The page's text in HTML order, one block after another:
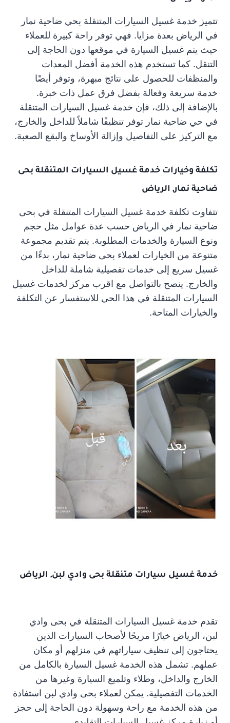
تتميز خدمة غسيل السيارات المتنقلة بحي ضاحية نمار
في الرياض بعدة مزايا. فهي توفر راحة كبيرة للعملاء
حيث يتم غسيل السيارة في موقعها دون الحاجة إلى
التنقل. كما تستخدم هذه الخدمة أفضل المعدات
والمنظفات للحصول على نتائج مبهرة، وتوفر أيضًا
خدمة سريعة وفعالة بفضل فرق عمل ذات خبرة.
بالإضافة إلى ذلك، فإن خدمة غسيل السيارات المتنقلة
في حي ضاحية نمار توفر تنظيفًا شاملاً للداخل والخارج،
مع التركيز على التفاصيل وإزالة الأوساخ والبقع الصعبة.
تكلفة وخيارات خدمة غسيل السيارات المتنقلة بحى
ضاحية نمار, الرياض
تتفاوت تكلفة خدمة غسيل السيارات المتنقلة في بحى
ضاحية نمار في الرياض حسب عدة عوامل مثل حجم
ونوع السيارة والخدمات المطلوبة. يتم تقديم مجموعة
متنوعة من الخيارات لعملاء بحى ضاحية نمار، بدءًا من
غسيل سريع إلى خدمات تفصيلية شاملة للداخل
والخارج. ينصح بالتواصل مع اقرب مركز لخدمات غسيل
السيارات المتنقلة في هذا الحي للاستفسار عن التكلفة
والخيارات المتاحة.
خدمة غسيل سيارات متنقلة بحى وادي لبن, الرياض
تقدم خدمة غسيل السيارات المتنقلة في بحى وادي
لبن، الرياض خيارًا مريحًا لأصحاب السيارات الذين
يحتاجون إلى تنظيف سياراتهم في منزلهم أو مكان
عملهم. تشمل هذه الخدمة غسيل السيارة بالكامل من
الخارج والداخل، وطلاء وتلميع السيارة وغيرها من
الخدمات التفصيلية. يمكن لعملاء بحى وادي لبن استفادة
من هذه الخدمة مع راحة وسهولة دون الحاجة إلى حجز